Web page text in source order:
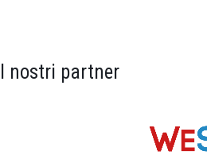
I nostri partner